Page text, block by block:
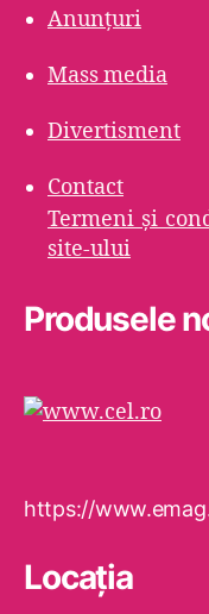
Anunțuri
Mass media
Divertisment
Contact
Termeni şi
site-ului
Produsele
https://
Locaţia